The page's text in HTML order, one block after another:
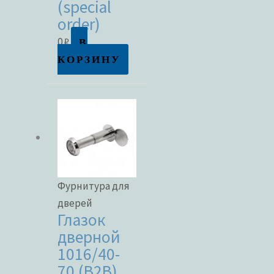
Метки товаров
(special
order)
0₽
В
КОРЗИНУ
Фурнитура для
дверей
Глазок
дверной
1016/40-